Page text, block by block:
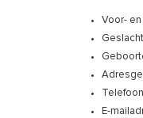
Voor-
Geslacht
E-